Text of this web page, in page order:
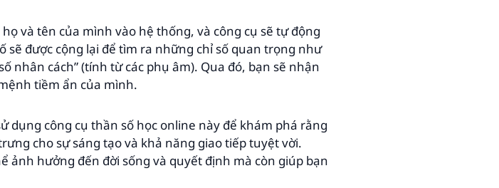
và tên của mình vào hệ thống, và công cụ sẽ tự động
sẽ được cộng lại để tìm ra những chỉ số quan trọng như
nhân cách” (tính từ các phụ âm). Qua đó, bạn sẽ nhận
tiềm ẩn của mình.
dụng công cụ thần số học online này để khám phá rằng
cho sự sáng tạo và khả năng giao tiếp tuyệt vời.
ảnh hưởng đến đời sống và quyết định mà còn giúp bạn